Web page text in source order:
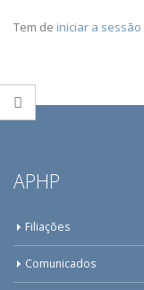
Tem de iniciar a sessão
APHP
Filiações
Comunicados